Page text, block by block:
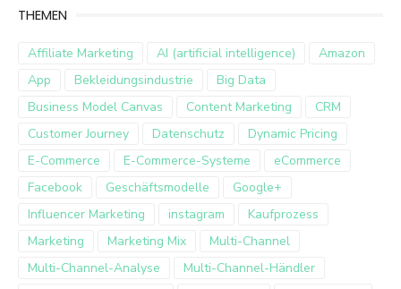
THEMEN
Affiliate Marketing AI (artificial intelligence)
Amazon
App
Bekleidungsindustrie
Big Data
Business Model Canvas
Content Marketing
CRM
Customer Journey
Datenschutz
Dynamic Pricing
E-Commerce
E-Commerce-Systeme
eCommerce
Facebook
Geschäftsmodelle
Google+
Influencer Marketing
instagram
Kaufprozess
Marketing
Marketing Mix
Multi-Channel
Multi-Channel-Analyse
Multi-Channel-Händler